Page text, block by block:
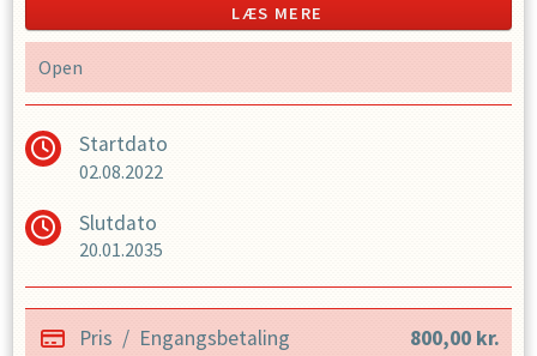
· Special B (Aldersgrænse mindst 15år)
· A-Open 125 – 250F(Aldersgrænse 14år)
· Old Boys 36+ (Aldersgrænse mindst 36år)
· Old Boys 46+ (Aldersgrænse mindst 46år)
LÆS MERE
Open
Startdato
02.08.2022
Slutdato
20.01.2035
Pris / Engangsbetaling 800,00 kr.